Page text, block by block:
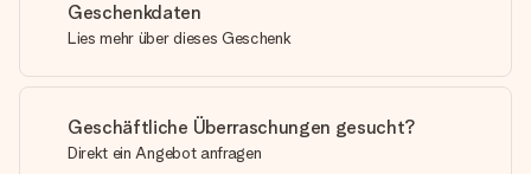
Geschenkdaten
Lies mehr über dieses Geschenk
Geschäftliche Überraschungen gesucht?
Direkt ein Angebot anfragen